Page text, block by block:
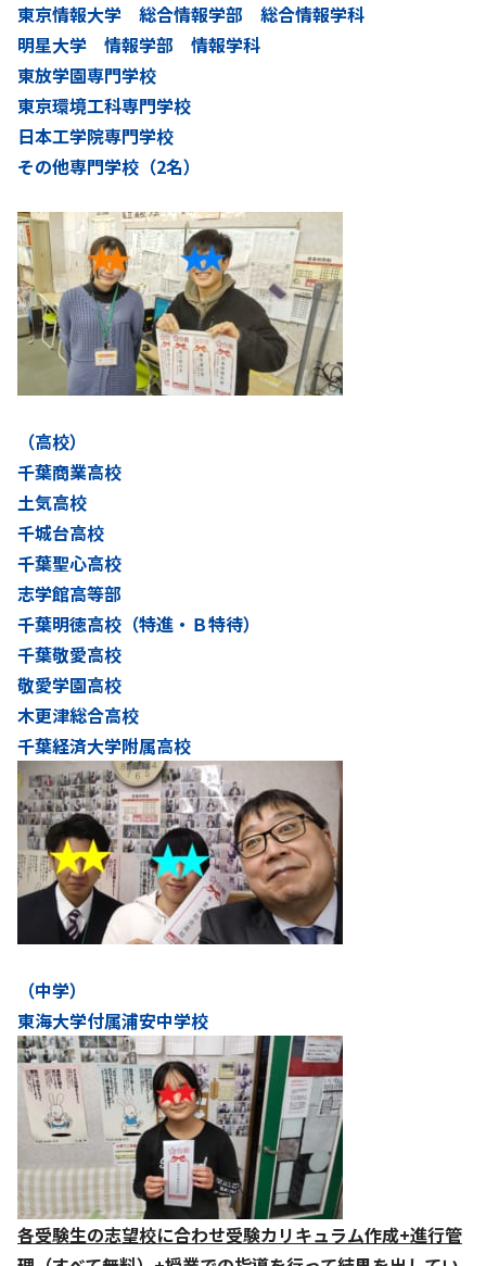
東京情報大学 総合情報学部 総合情報学科
明星大学 情報学部 情報学科
東放学園専門学校
東京環境工科専門学校
日本工学院専門学校
その他専門学校（2名）
（高校）
千葉商業高校
土気高校
千城台高校
千葉聖心高校
志学館高等部
千葉明徳高校（特進・Ｂ特待）
千葉敬愛高校
敬愛学園高校
木更津総合高校
千葉経済大学附属高校
（中学）
東海大学付属浦安中学校
各受験生の志望校に合わせ受験カリキュラム作成+進行管